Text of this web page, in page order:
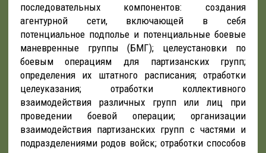
последовательных компонентов: создания
агентурной сети, включающей в себя
потенциальное подполье и потенциальные боевые
маневренные группы (БМГ); целеустановки по
боевым операциям для партизанских групп;
определения их штатного расписания; отработки
целеуказания; отработки коллективного
взаимодействия различных групп или лиц при
проведении боевой операции; организации
взаимодействия партизанских групп с частями и
подразделениями родов войск; отработки способов